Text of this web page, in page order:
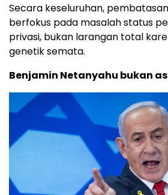
Secara keseluruhan,
berfokus pada masalah status
privasi, bukan larangan total
genetik semata.
Benjamin Netanyahu bukan